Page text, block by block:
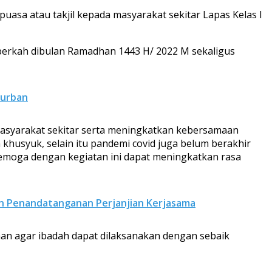
atau takjil kepada masyarakat sekitar Lapas Kelas I
dibulan Ramadhan 1443 H/ 2022 M sekaligus
sekitar serta meningkatkan kebersamaan
selain itu pandemi covid juga belum berakhir
dengan kegiatan ini dapat meningkatkan rasa
Penandatanganan Perjanjian Kerjasama
agar ibadah dapat dilaksanakan dengan sebaik